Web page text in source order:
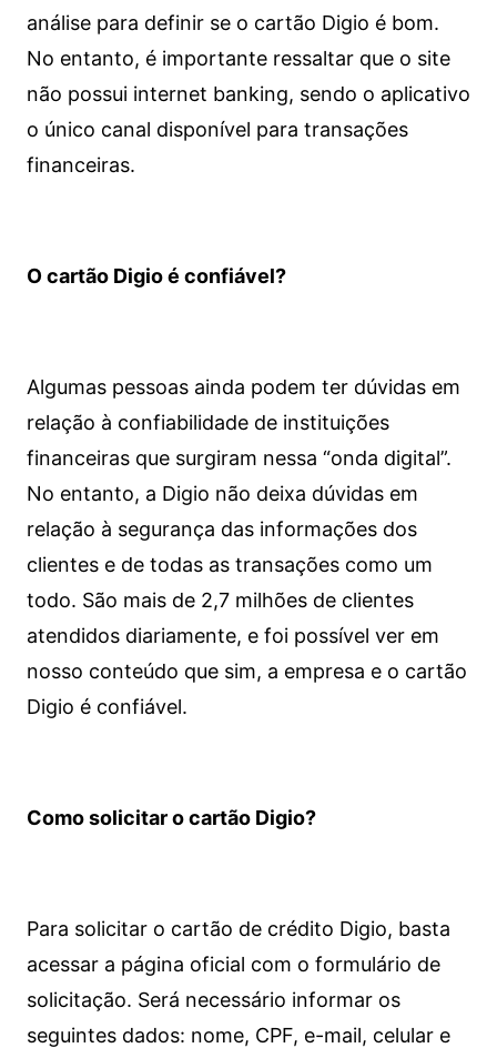
análise para definir se o cartão Digio é bom.
No entanto, é importante ressaltar que o site
não possui internet banking, sendo o aplicativo
o único canal disponível para transações
financeiras.
O cartão Digio é confiável?
Algumas pessoas ainda podem ter dúvidas em
relação à confiabilidade de instituições
financeiras que surgiram nessa “onda digital”.
No entanto, a Digio não deixa dúvidas em
relação à segurança das informações dos
clientes e de todas as transações como um
todo. São mais de 2,7 milhões de clientes
atendidos diariamente, e foi possível ver em
nosso conteúdo que sim, a empresa e o cartão
Digio é confiável.
Como solicitar o cartão Digio?
Para solicitar o cartão de crédito Digio, basta
acessar a página oficial com o formulário de
solicitação. Será necessário informar os
seguintes dados: nome, CPF, e-mail, celular e